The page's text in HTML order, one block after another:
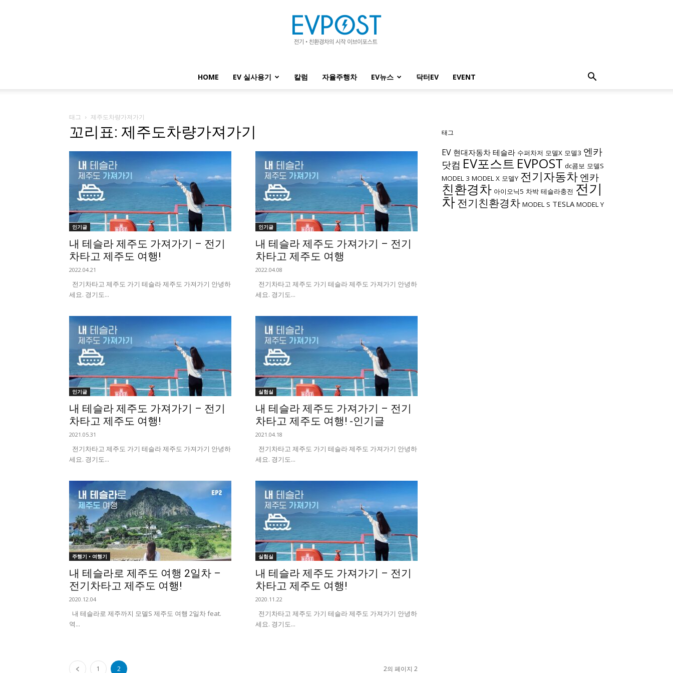
HOME EV 실사용기 칼럼 자율주행차 EV뉴스 닥터EV EVENT
태그 제주도차량가져가기
꼬리표: 제주도차량가져가기
인기글
내 테슬라 제주도 가져가기 – 전기
차타고 제주도 여행!
2022.04.21
전기차타고 제주도 가기 테슬라 제주도 가져가기 안녕하
세요. 경기도...
인기글
내 테슬라 제주도 가져가기 – 전기
차타고 제주도 여행
2022.04.08
전기차타고 제주도 가기 테슬라 제주도 가져가기 안녕하
세요. 경기도...
인기글
내 테슬라 제주도 가져가기 – 전기
차타고 제주도 여행!
2021.05.31
전기차타고 제주도 가기 테슬라 제주도 가져가기 안녕하
세요. 경기도...
실험실
내 테슬라 제주도 가져가기 – 전기
차타고 제주도 여행! -인기글
2021.04.18
전기차타고 제주도 가기 테슬라 제주도 가져가기 안녕하
세요. 경기도...
주행기 • 여행기
내 테슬라로 제주도 여행 2일차 –
전기차타고 제주도 여행!
2020.12.04
내 테슬라로 제주까지 모델S 제주도 여행 2일차 feat.
역...
실험실
내 테슬라 제주도 가져가기 – 전기
차타고 제주도 여행!
2020.11.22
전기차타고 제주도 가기 테슬라 제주도 가져가기 안녕하
세요. 경기도...
1 2 2의 페이지 2
태그
EV 현대자동차 테슬라 수퍼차저 모델X 모델3 엔카
닷컴 EV포스트 EVPOST dc콤보 모델S
MODEL 3 MODEL X 모델Y 전기자동차 엔카
친환경차 아이오닉5 차박 테슬라충전 전기
차전기친환경차 MODEL S TESLA MODEL Y